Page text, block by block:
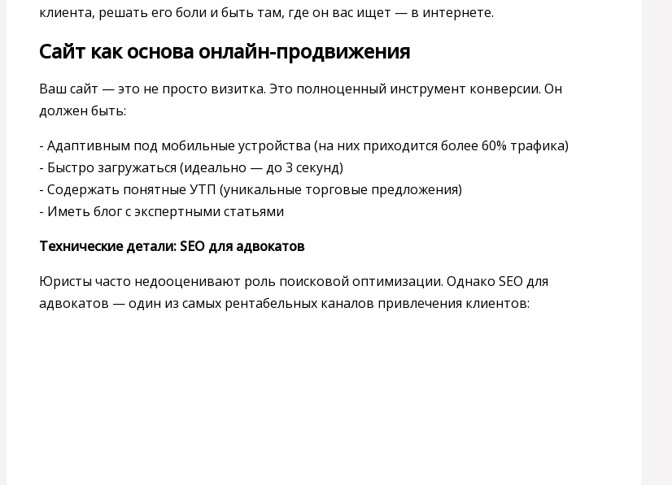
клиента, решать его боли и быть там, где он вас ищет — в интернете.
Сайт как основа онлайн-продвижения
Ваш сайт — это не просто визитка. Это полноценный инструмент конверсии. Он
должен быть:
- Адаптивным под мобильные устройства (на них приходится более 60% трафика)
- Быстро загружаться (идеально — до 3 секунд)
- Содержать понятные УТП (уникальные торговые предложения)
- Иметь блог с экспертными статьями
Технические детали: SEO для адвокатов
Юристы часто недооценивают роль поисковой оптимизации. Однако SEO для
адвокатов — один из самых рентабельных каналов привлечения клиентов: